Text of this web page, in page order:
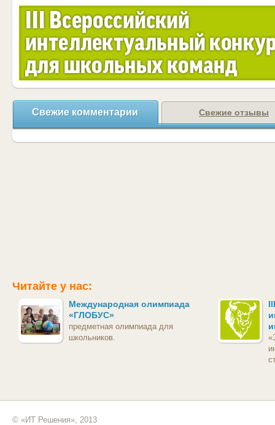
Свежие комментарии Свежие отзывы
Читайте у нас:
Международная олимпиада
«ГЛОБУС»
предметная олимпиада для
школьников.
© «ИТ Решения», 2013